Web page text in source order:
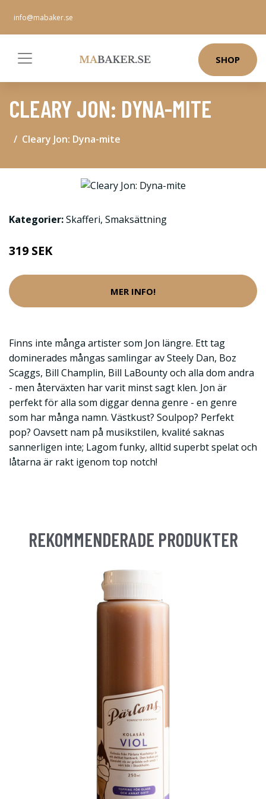
info@mabaker.se
SHOP
CLEARY JON: DYNA-MITE
Cleary Jon: Dyna-mite
Kategorier:Skafferi, Smaksättning
319 SEK
MER INFO!
Finns inte många artister som Jon längre. Ett tag
dominerades mångas samlingar av Steely Dan, Boz
Scaggs, Bill Champlin, Bill LaBounty och alla dom andra
- men återväxten har varit minst sagt klen. Jon är
perfekt för alla som diggar denna genre - en genre
som har många namn. Västkust? Soulpop? Perfekt
pop? Oavsett nam på musikstilen, kvalité saknas
sannerligen inte; Lagom funky, alltid superbt spelat och
låtarna är rakt igenom top notch!
REKOMMENDERADE PRODUKTER